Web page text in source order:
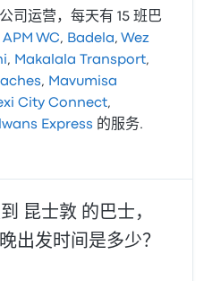
司运营，每天有 15 班巴
APM WC, Badela,Wez
, Makalala Transport,
, Mavumisa
City Connect,
Express 的服务.
昆士敦 的巴士，
出发时间是多少？